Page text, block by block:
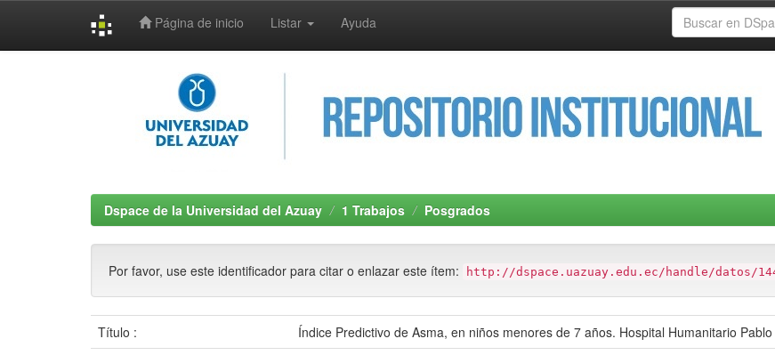
Página de inicio Listar Ayuda
Dspace de la Universidad del Azuay 1 Trabajos Posgrados
Por favor, use este identificador para citar o enlazar este ítem: http://dspace.uazuay.edu.ec/handle/datos/
Título :
Índice Predictivo de Asma, en niños menores de 7 años. Hospital Humanitario